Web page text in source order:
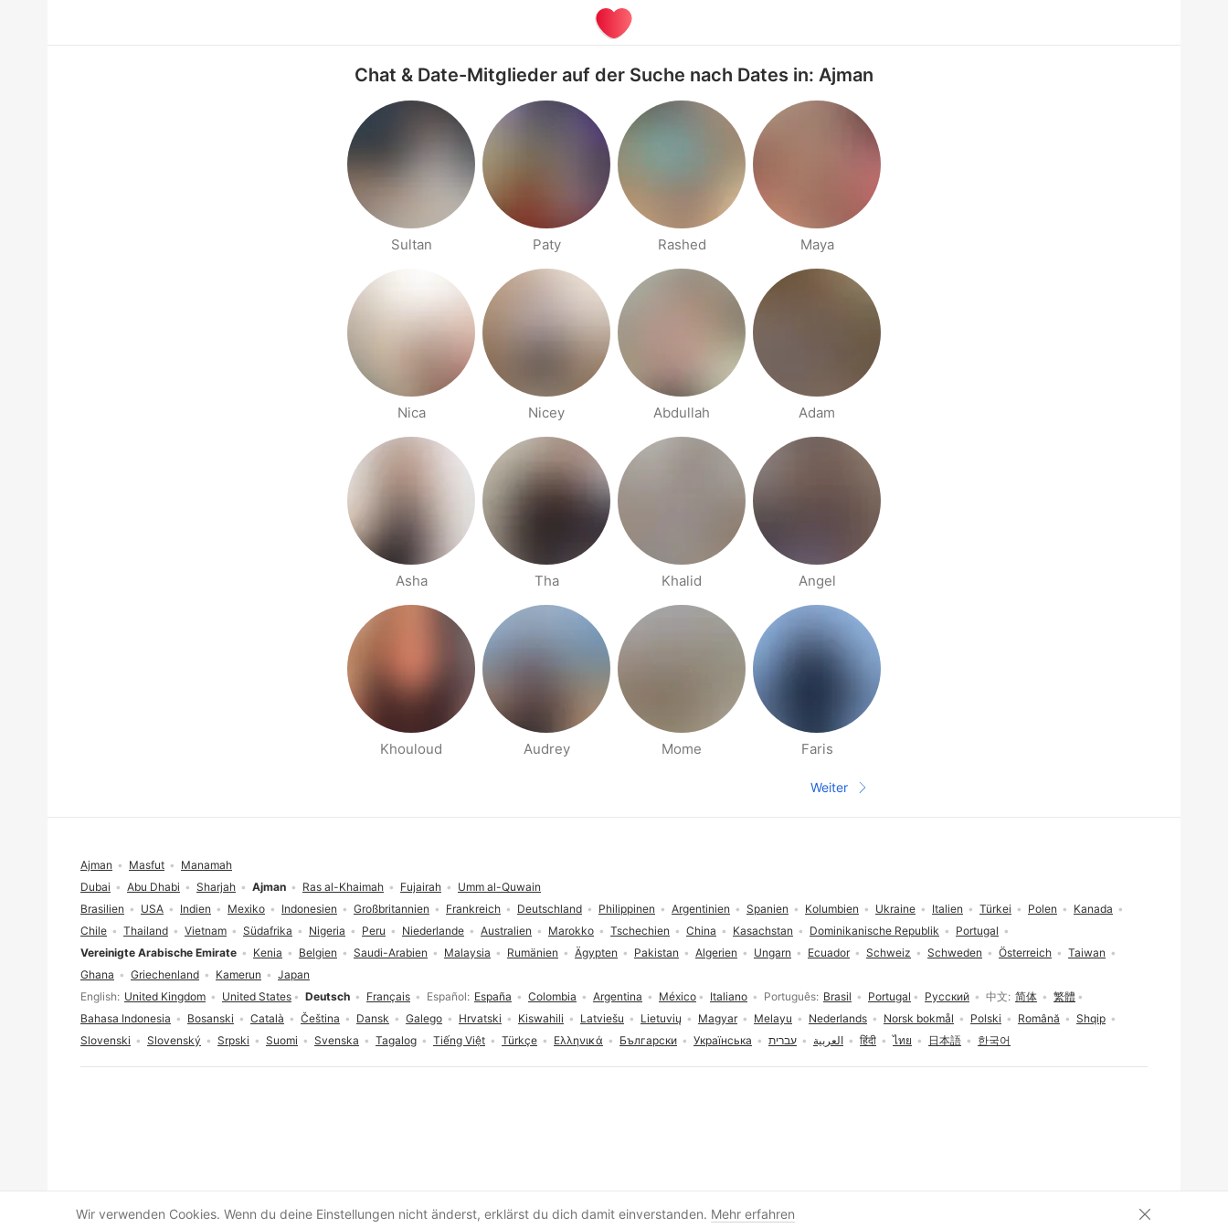
Chat & Date-Mitglieder auf der Suche nach Dates in: Ajman
Sultan Paty Rashed Maya
Nica Nicey Abdullah Adam
Asha Tha Khalid Angel
Khouloud Audrey Mome Faris
Nächste Seite
Weiter
Profil anlegen
Sprachauswahl
English United Kingdom United States Deutsch Français Español España Colombia Argentina México Italiano Português Brasil Portugal Русский 中文 简体
繁體
Bahasa Indonesia
Bosanski Català Čeština Dansk Galego Hrvatski Kiswahili Latviešu Lietuvių Magyar Melayu Nederlands Norsk bokmål Polski Română
Shqip
Slovenski
Slovenský Srpski Suomi Svenska Tagalog Tiếng Việt Türkçe Ελληνικά Български Українська עברית العربية हिंदी ไทย 日本語 한국어
Brasilien USA Indien Mexiko Indonesien Großbritannien Frankreich Deutschland Philippinen Argentinien Spanien Kolumbien Ukraine Italien Türkei Polen
Kanada
Chile
Thailand Vietnam Südafrika Nigeria Peru Niederlande Australien Marokko Tschechien China Kasachstan Dominikanische Republik
Portugal
Vereinigte Arabische Emirate
Kenia Belgien Saudi-Arabien Malaysia Rumänien Ägypten Pakistan Algerien Ungarn Ecuador Schweiz Schweden Österreich
Taiwan
Ghana
Griechenland Kamerun Japan
Dubai Abu Dhabi Sharjah Ajman Ras al-Khaimah Fujairah Umm al-Quwain
Ajman Masfut Manamah
Cookie-Einwilligung
Wir verwenden Cookies. Wenn du deine Einstellungen nicht änderst, erklärst du dich damit einverstanden. Mehr erfahren Cookie-